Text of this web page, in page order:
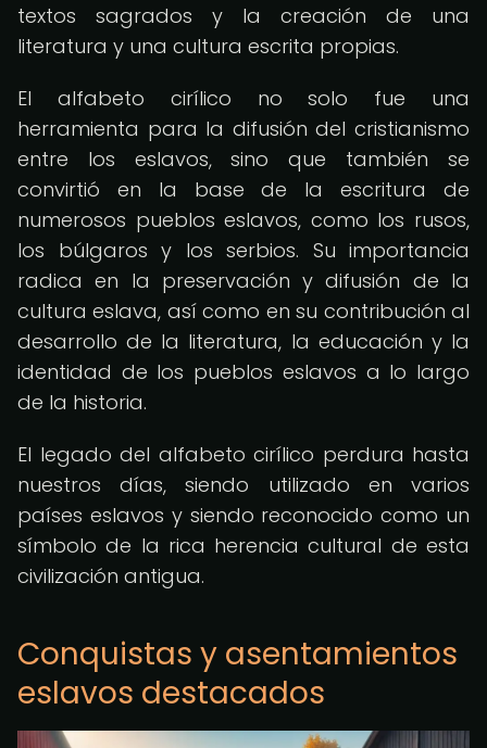
textos sagrados y la creación de una
literatura y una cultura escrita propias.
El alfabeto cirílico no solo fue una
herramienta para la difusión del cristianismo
entre los eslavos, sino que también se
convirtió en la base de la escritura de
numerosos pueblos eslavos, como los rusos,
los búlgaros y los serbios. Su importancia
radica en la preservación y difusión de la
cultura eslava, así como en su contribución al
desarrollo de la literatura, la educación y la
identidad de los pueblos eslavos a lo largo
de la historia.
El legado del alfabeto cirílico perdura hasta
nuestros días, siendo utilizado en varios
países eslavos y siendo reconocido como un
símbolo de la rica herencia cultural de esta
civilización antigua.
Conquistas y asentamientos
eslavos destacados